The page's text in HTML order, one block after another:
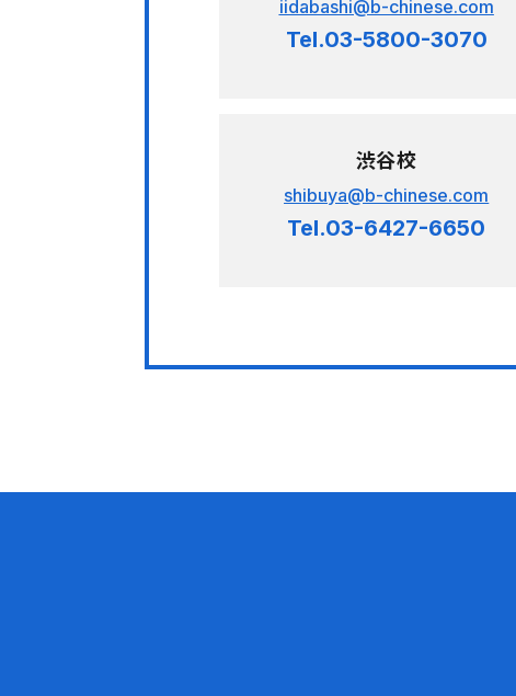
shibuya@b-chinese.com
Tel.03-6427-6650